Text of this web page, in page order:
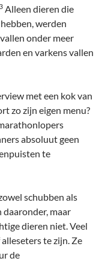
3 Alleen dieren die
werden
onder meer
en varkens vallen
met een kok van
zo zijn eigen menu?
absoluut geen
te
schubben als
daaronder, maar
dieren niet. Veel
alleseters te zijn. Ze
de